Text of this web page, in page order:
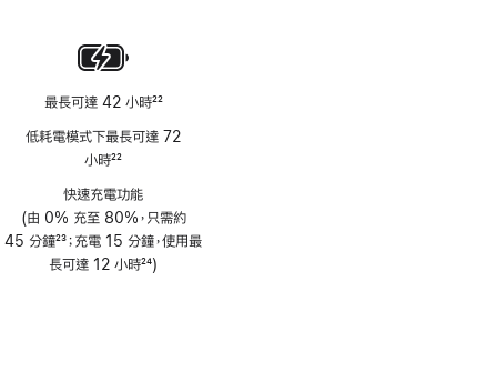
最長可達 42 小時
腳
22
低耗電模式下最長可達 72
小時22
快速充電功能
(由 0% 充至 80%，只需約
45 分鐘23；充電 15 分鐘，使用最
長可達 12 小時24)